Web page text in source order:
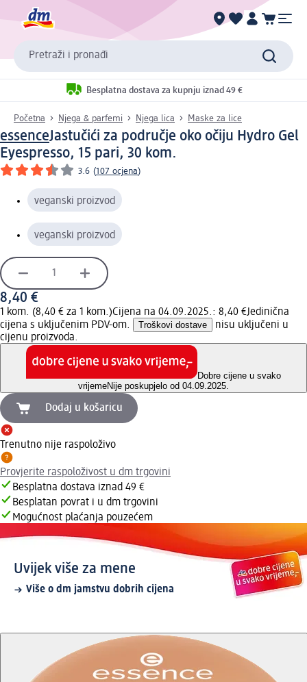
Pretraži i pronađi
Besplatna dostava za kupnju iznad 49 €
Početna Njega & parfemi Njega lica Maske za lice
essenceJastučići za područje oko očiju Hydro Gel
Eyespresso, 15 pari, 30 kom.
3.6 (107 ocjena)
veganski proizvod
veganski proizvod
8,40 €
1 kom. (8,40 € za 1 kom.)Cijena na 04.09.2025.: 8,40 €Jedinična
cijena s uključenim PDV-om.
Troškovi dostave
nisu uključeni u
cijenu proizvoda.
Dobre cijene u svako
vrijemeNije poskupjelo od 04.09.2025.
Dodaj u košaricu
Trenutno nije raspoloživo
Provjerite raspoloživost u dm trgovini
Besplatna dostava iznad 49 €
Besplatan povrat i u dm trgovini
Mogućnost plaćanja pouzećem
Uvijek više za mene
Više o dm jamstvu dobrih cijena